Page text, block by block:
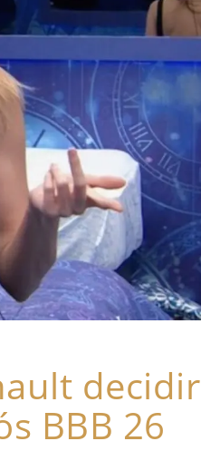
decidir
BBB 26